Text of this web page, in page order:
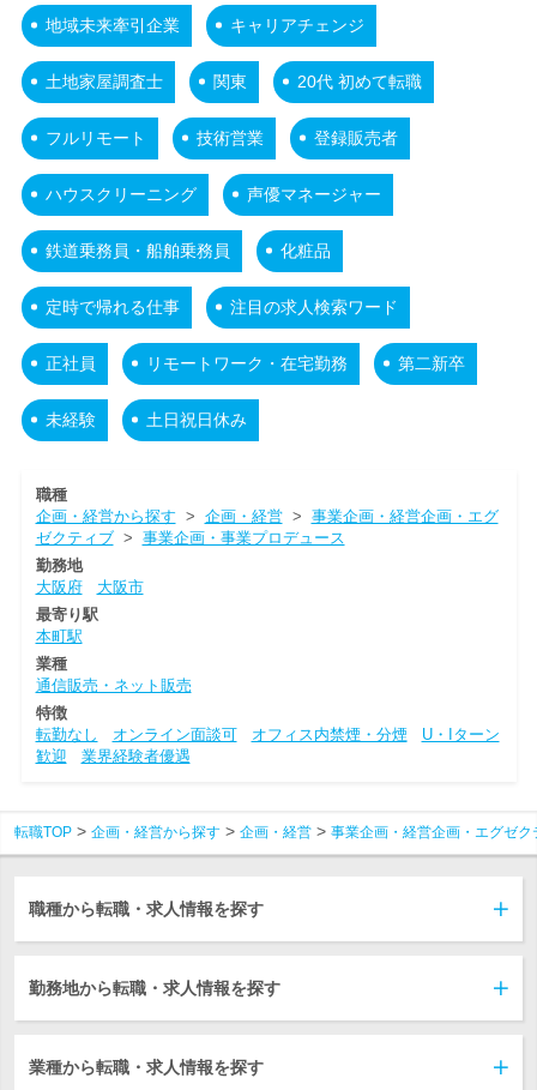
地域未来牽引企業 キャリアチェンジ
土地家屋調査士 関東 20代 初めて転職
フルリモート 技術営業 登録販売者
ハウスクリーニング 声優マネージャー
鉄道乗務員・船舶乗務員 化粧品
定時で帰れる仕事 注目の求人検索ワード
正社員 リモートワーク・在宅勤務 第二新卒
未経験 土日祝日休み
職種
企画・経営から探す > 企画・経営> 事業企画・経営企画・エグ
ゼクティブ> 事業企画・事業プロデュース
勤務地
大阪府
大阪市
最寄り駅
本町駅
業種
通信販売・ネット販売
特徴
転勤なし
オンライン面談可 オフィス内禁煙・分煙
U・Iターン
歓迎
業界経験者優遇
転職TOP 企画・経営から探す 企画・経営 事業企画・経営企画・エグゼク
職種から転職・求人情報を探す
勤務地から転職・求人情報を探す
業種から転職・求人情報を探す